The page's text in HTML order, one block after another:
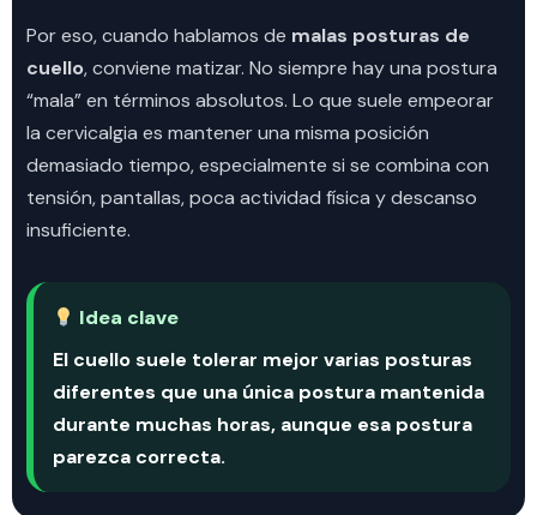
Por eso, cuando hablamos de malas posturas de
cuello, conviene matizar. No siempre hay una postura
“mala” en términos absolutos. Lo que suele empeorar
la cervicalgia es mantener una misma posición
demasiado tiempo, especialmente si se combina con
tensión, pantallas, poca actividad física y descanso
insuficiente.
Idea clave
El cuello suele tolerar mejor varias posturas
diferentes que una única postura mantenida
durante muchas horas, aunque esa postura
parezca correcta.